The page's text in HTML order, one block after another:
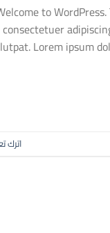
to
consectetuer
Lorem ipsum
اترك